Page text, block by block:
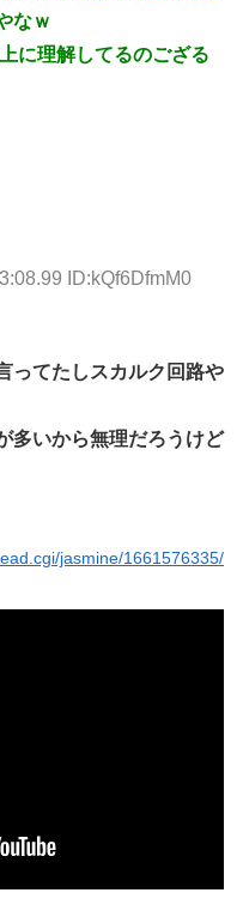
なｗ
に理解してるのござる
ID:kQf6DfmM0
ってたしスカルク回路や
多いから無理だろうけど
jasmine/1661576335/